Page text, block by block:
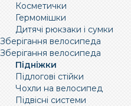
Косметички
Гермомішки
Дитячі рюкзаки і сумки
Зберігання велосипеда
Зберігання велосипеда
Підніжки
Підлогові стійки
Чохли на велосипед
Підвісні системи